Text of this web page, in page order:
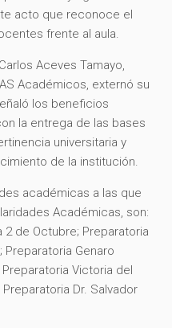
acto que reconoce el
frente al aula.
Aceves Tamayo,
Académicos, externó su
los beneficios
la entrega de las bases
universitaria y
de la institución.
académicas a las que
Académicas, son:
de Octubre; Preparatoria
Preparatoria Genaro
Victoria del
Dr. Salvador